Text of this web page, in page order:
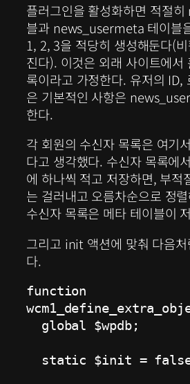
플러그인을 활성화하면 적절
블과 news_usermeta 테이블
1, 2, 3을 적당히 생성해둔다(
진다). 이것은 외래 사이트에서
록이라고 가정한다. 유저의 ID,
은 기본적인 사항은
한다.
각 회원의 수신자 목록은 여기
다고 생각했다. 수신자 목록에
에 하나씩 적고 저장하면, 부적
는 걸러내고 오름차순으로 정
수신자 목록은 메타 테이블이
그리고 init 액션에 맞춰 다음
다.
function